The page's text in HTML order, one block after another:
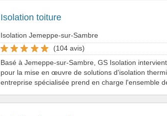
Isolation toiture
Isolation Jemeppe-sur-Sambre
(104 avis)
Basé à Jemeppe-sur-Sambre, GS Isolation
pour la mise en œuvre de solutions d'isolation
entreprise spécialisée prend en charge l'ensemble